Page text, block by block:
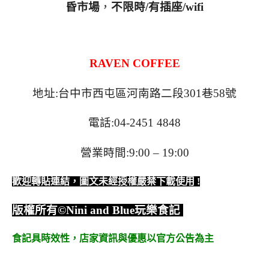
昏市場 ， 不限時/有插座/wifi
RAVEN COFFEE
地址:台中市西屯區河南路二段301巷58號
電話:04-2451 4848
營業時間:9:00 – 19:00
歡迎轉貼連結，圖文未經授權嚴禁下載使用 !
版權所有©Nini and Blue玩樂食記
食記具時效性， 店家資訊與優惠以官方公告為主